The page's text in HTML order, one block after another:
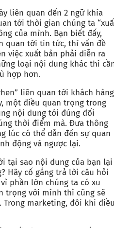
liên quan đến 2 ngữ khía
tới thời gian chúng ta
của mình. Bạn biết đấy,
quan tới tin tức, thì vấn đề
việc xuất bản phải diễn ra
loại nội dung khác thì
hợp hơn.
liên quan tới khách hàng
một điều quan trọng trong
nội dung tới đúng đối
thời điểm mà. Đưa thông
lúc có thể dẫn đến sự quan
động và ngược lại.
tại sao nội dung của bạn lại
Hãy cố gắng trả lời câu hỏi
phần lớn chúng ta có xu
trọng với mình thì cũng sẽ
Trong marketing, đôi khi